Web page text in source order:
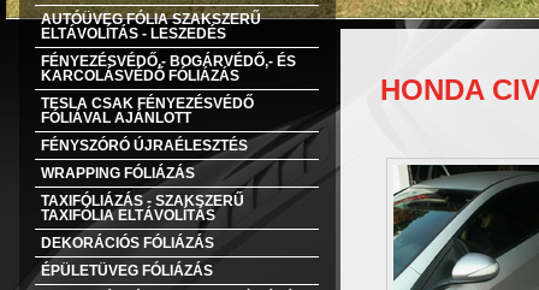
AUTÓÜVEG FÓLIA SZAKSZERŰ
ELTÁVOLÍTÁS - LESZEDÉS
FÉNYEZÉSVÉDŐ,- BOGÁRVÉDŐ,- ÉS
KARCOLÁSVÉDŐ FÓLIÁZÁS
TESLA CSAK FÉNYEZÉSVÉDŐ
FÓLIÁVAL AJÁNLOTT
FÉNYSZÓRÓ ÚJRAÉLESZTÉS
WRAPPING FÓLIÁZÁS
TAXIFÓLIÁZÁS - SZAKSZERŰ
TAXIFÓLIA ELTÁVOLÍTÁS
DEKORÁCIÓS FÓLIÁZÁS
ÉPÜLETÜVEG FÓLIÁZÁS
HONDA